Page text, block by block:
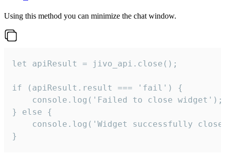
Using this method you can minimize the chat window.
let apiResult = jivo_api.close();
if (apiResult.result === 'fail') {
    console.log('Failed to close widget');
} else {
console.log('Widget successfully
}